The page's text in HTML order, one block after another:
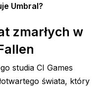
Umbral?
zmarłych w
studia CI Games
świata, który